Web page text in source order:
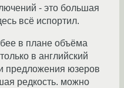
- это большая
всё испортил.
в плане объёма
в английский
предложения юзеров
редкость. можно